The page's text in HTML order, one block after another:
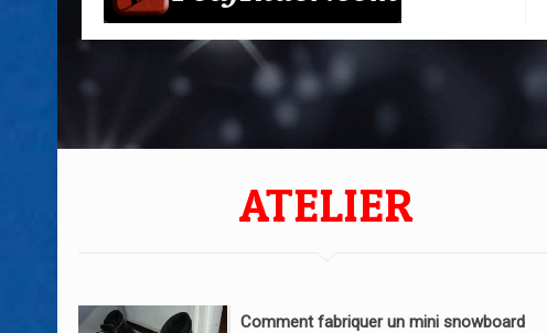
ATELIER
Comment fabriquer un mini snowboard